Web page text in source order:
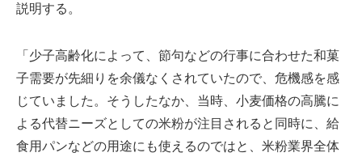
説明する。
「少子高齢化によって、節句などの行事に合わせた和菓
子需要が先細りを余儀なくされていたので、危機感を感
じていました。そうしたなか、当時、小麦価格の高騰に
よる代替ニーズとしての米粉が注目されると同時に、給
食用パンなどの用途にも使えるのではと、米粉業界全体